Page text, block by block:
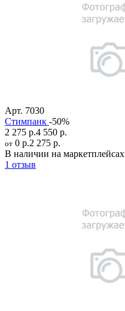
Арт. 7030
Стимпанк -50%
2 275 р.4 550 р.
от 0 р.2 275 р.
В наличии на маркетплейсах
1 отзыв